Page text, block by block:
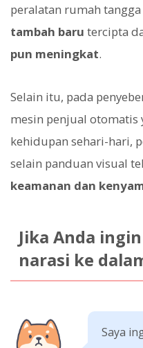
peralatan rumah
tambah baru tercipta
pun meningkat.
Selain itu, pada
mesin penjual otomatis
kehidupan sehari-hari,
selain panduan visual
keamanan dan
Jika Anda
narasi ke
Saya